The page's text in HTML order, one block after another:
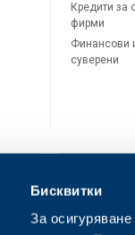
Бисквитки
За
Кредити за
фирми
Финансови
суверени